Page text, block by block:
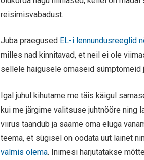
reisimisvabadust.
Juba praegused EL-i lennundusreeglid
milles nad kinnitavad, et neil ei ole
sellele haigusele omaseid sümptomeid
Igal juhul kihutame me täis käigul
kui me järgime valitsuse juhtnööre ning
viirus taandub ja saame oma eluga
teema, et sügisel on oodata uut lainet
valmis olema. Inimesi harjutatakse